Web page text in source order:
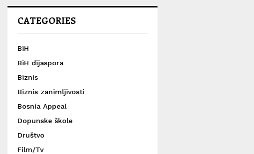
CATEGORIES
BiH
BiH dijaspora
Biznis
Biznis zanimljivosti
Bosnia Appeal
Dopunske škole
Društvo
Film/Tv